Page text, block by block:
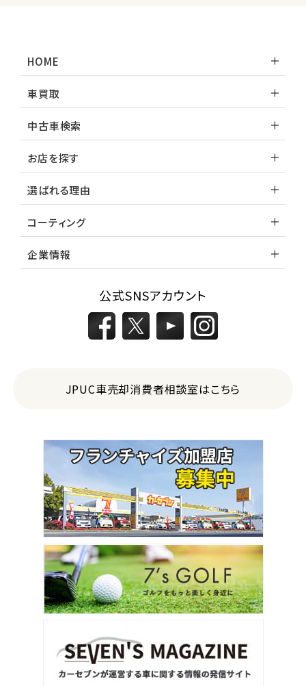
HOME
車買取
中古車検索
お店を探す
選ばれる理由
コーティング
企業情報
公式SNSアカウント
JPUC車売却消費者相談室はこちら